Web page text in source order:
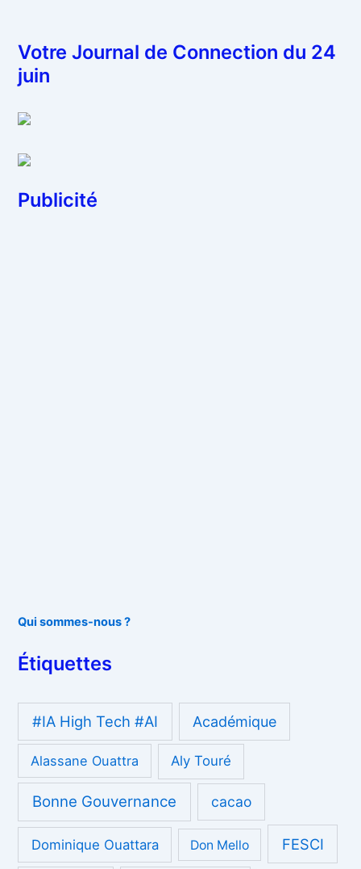
Votre Journal de Connection du 24
juin
Publicité
Qui sommes-nous ?
Étiquettes
#IA High Tech #AI Académique
Alassane Ouattra Aly Touré
Bonne Gouvernance cacao
Dominique Ouattara Don Mello FESCI